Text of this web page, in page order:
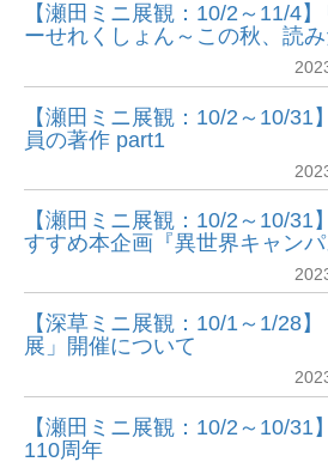
【瀬田ミニ展観：10/2～11/4
ーせれくしょん～この秋、読
【瀬田ミニ展観：10/2～10/31
員の著作 part1
【瀬田ミニ展観：10/2～10/31
すすめ本企画『異世界キャンパ
【深草ミニ展観：10/1～1/28
展」開催について
【瀬田ミニ展観：10/2～10/31
110周年